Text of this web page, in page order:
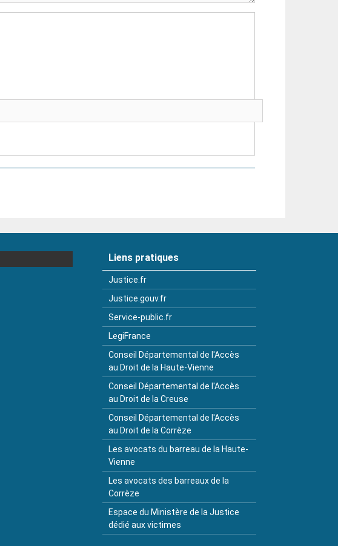
Liens pratiques
Justice.fr
Justice.gouv.fr
Service-public.fr
LegiFrance
Conseil Départemental de l'Accès
au Droit de la Haute-Vienne
Conseil Départemental de l'Accès
au Droit de la Creuse
Conseil Départemental de l'Accès
au Droit de la Corrèze
Les avocats du barreau de la Haute-
Vienne
Les avocats des barreaux de la
Corrèze
Espace du Ministère de la Justice
dédié aux victimes